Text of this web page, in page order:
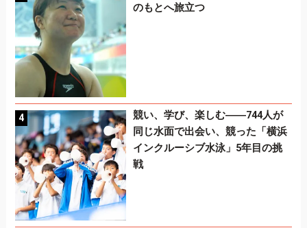
のもとへ旅立つ
競い、学び、楽しむ――744人が
同じ水面で出会い、競った「横浜
インクルーシブ水泳」5年目の挑
戦